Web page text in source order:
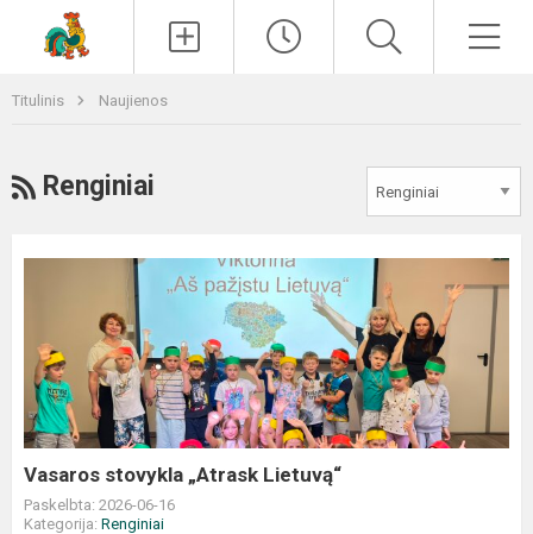
Titulinis Naujienos
RSS
Renginiai
Lietuvą“
Vasaros stovykla „Atrask Lietuvą“
Paskelbta: 2026-06-16
Kategorija: Renginiai